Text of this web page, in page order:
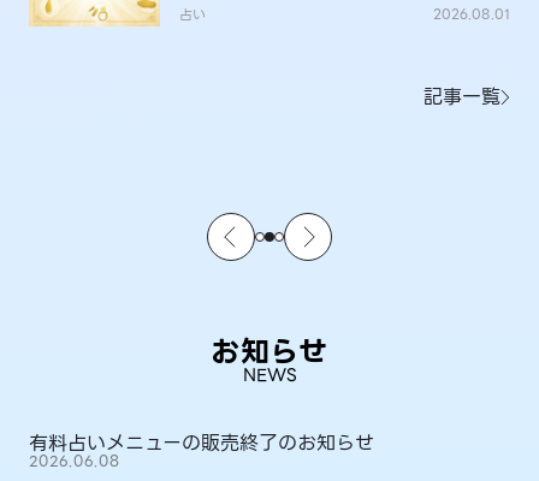
占い 2026.08.01
記事一覧
お知らせ
NEWS
有料占いメニューの販売終了のお知らせ
2026.06.08